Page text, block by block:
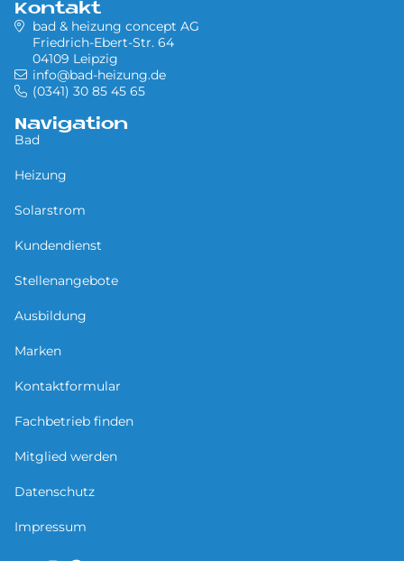
Kontakt
bad & heizung concept AG
Friedrich-Ebert-Str. 64
04109 Leipzig
info@bad-heizung.de
(0341) 30 85 45 65
Navigation
Bad
Heizung
Solarstrom
Kundendienst
Stellenangebote
Ausbildung
Marken
Kontaktformular
Fachbetrieb finden
Mitglied werden
Datenschutz
Impressum